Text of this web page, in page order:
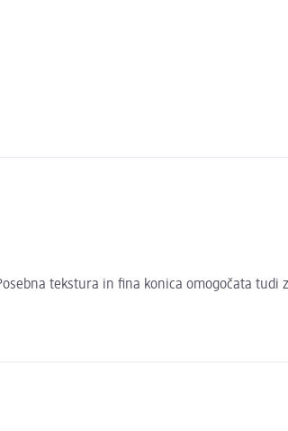
tekstura in fina konica omogočata tudi